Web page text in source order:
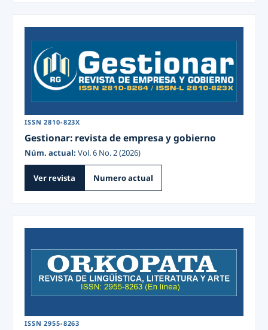
ISSN 2810-823X
Gestionar: revista de empresa y gobierno
Núm. actual: Vol. 6 No. 2 (2026)
Ver revista Numero actual
ISSN 2955-8263